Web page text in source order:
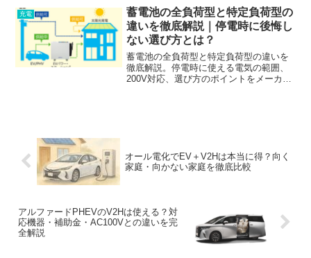
解説。失敗しないV2H導入のチェックリ
スト付き。
充電
蓄電池の全負荷型と特定負荷型の
違いを徹底解説｜停電時に後悔し
ない選び方とは？
蓄電池の全負荷型と特定負荷型の違いを
徹底解説。停電時に使える電気の範囲、
200V対応、選び方のポイントをメーカー
オール電化でEV＋V2Hは本当に得？向く
家庭・向かない家庭を徹底比較
アルファードPHEVのV2Hは使える？対
応機器・補助金・AC100Vとの違いを完
全解説